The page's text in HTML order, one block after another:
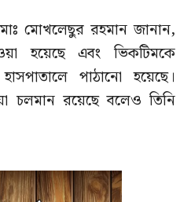
মোখলেছুর রহমান জানান,
হয়েছে এবং ভিকটিমকে
পাঠানো হয়েছে।
চলমান রয়েছে বলেও তিনি